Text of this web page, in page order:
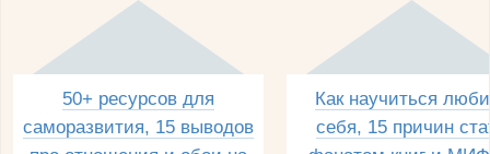
50+ ресурсов для
саморазвития, 15 выводов
Как научиться
себя, 15 причин